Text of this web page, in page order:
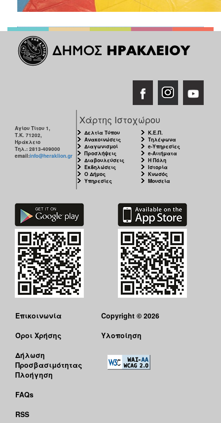
Αγίου Τίτου 1,
Τ.Κ. 71202,
Ηράκλειο
Τηλ.: 2813-409000
email:info@heraklion.gr
Χάρτης Ιστοχώρου
Δελτία Τύπου
Ανακοινώσεις
Διαγωνισμοί
Προσλήψεις
Διαβουλεύσεις
Εκδηλώσεις
Ο Δήμος
Υπηρεσίες
Κ.Ε.Π.
Τηλέφωνα
e-Υπηρεσίες
e-Αιτήματα
Η Πόλη
Ιστορία
Κνωσός
Μουσεία
Επικοινωνία
Όροι Χρήσης
Δήλωση
Προσβασιμότητας
Πλοήγηση
FAQs
RSS
Copyright © 2026
Υλοποίηση